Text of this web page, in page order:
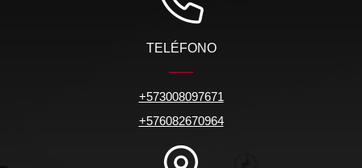
TELÉFONO
+573008097671
+576082670964